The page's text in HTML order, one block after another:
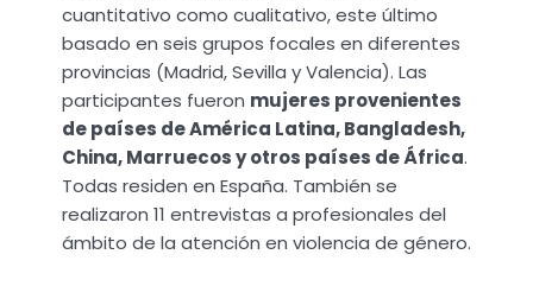
cuantitativo como cualitativo, este último
basado en seis grupos focales en diferentes
provincias (Madrid, Sevilla y Valencia). Las
participantes fueron mujeres provenientes
de países de América Latina, Bangladesh,
China, Marruecos y otros países de África.
Todas residen en España. También se
realizaron 11 entrevistas a profesionales del
ámbito de la atención en violencia de género.